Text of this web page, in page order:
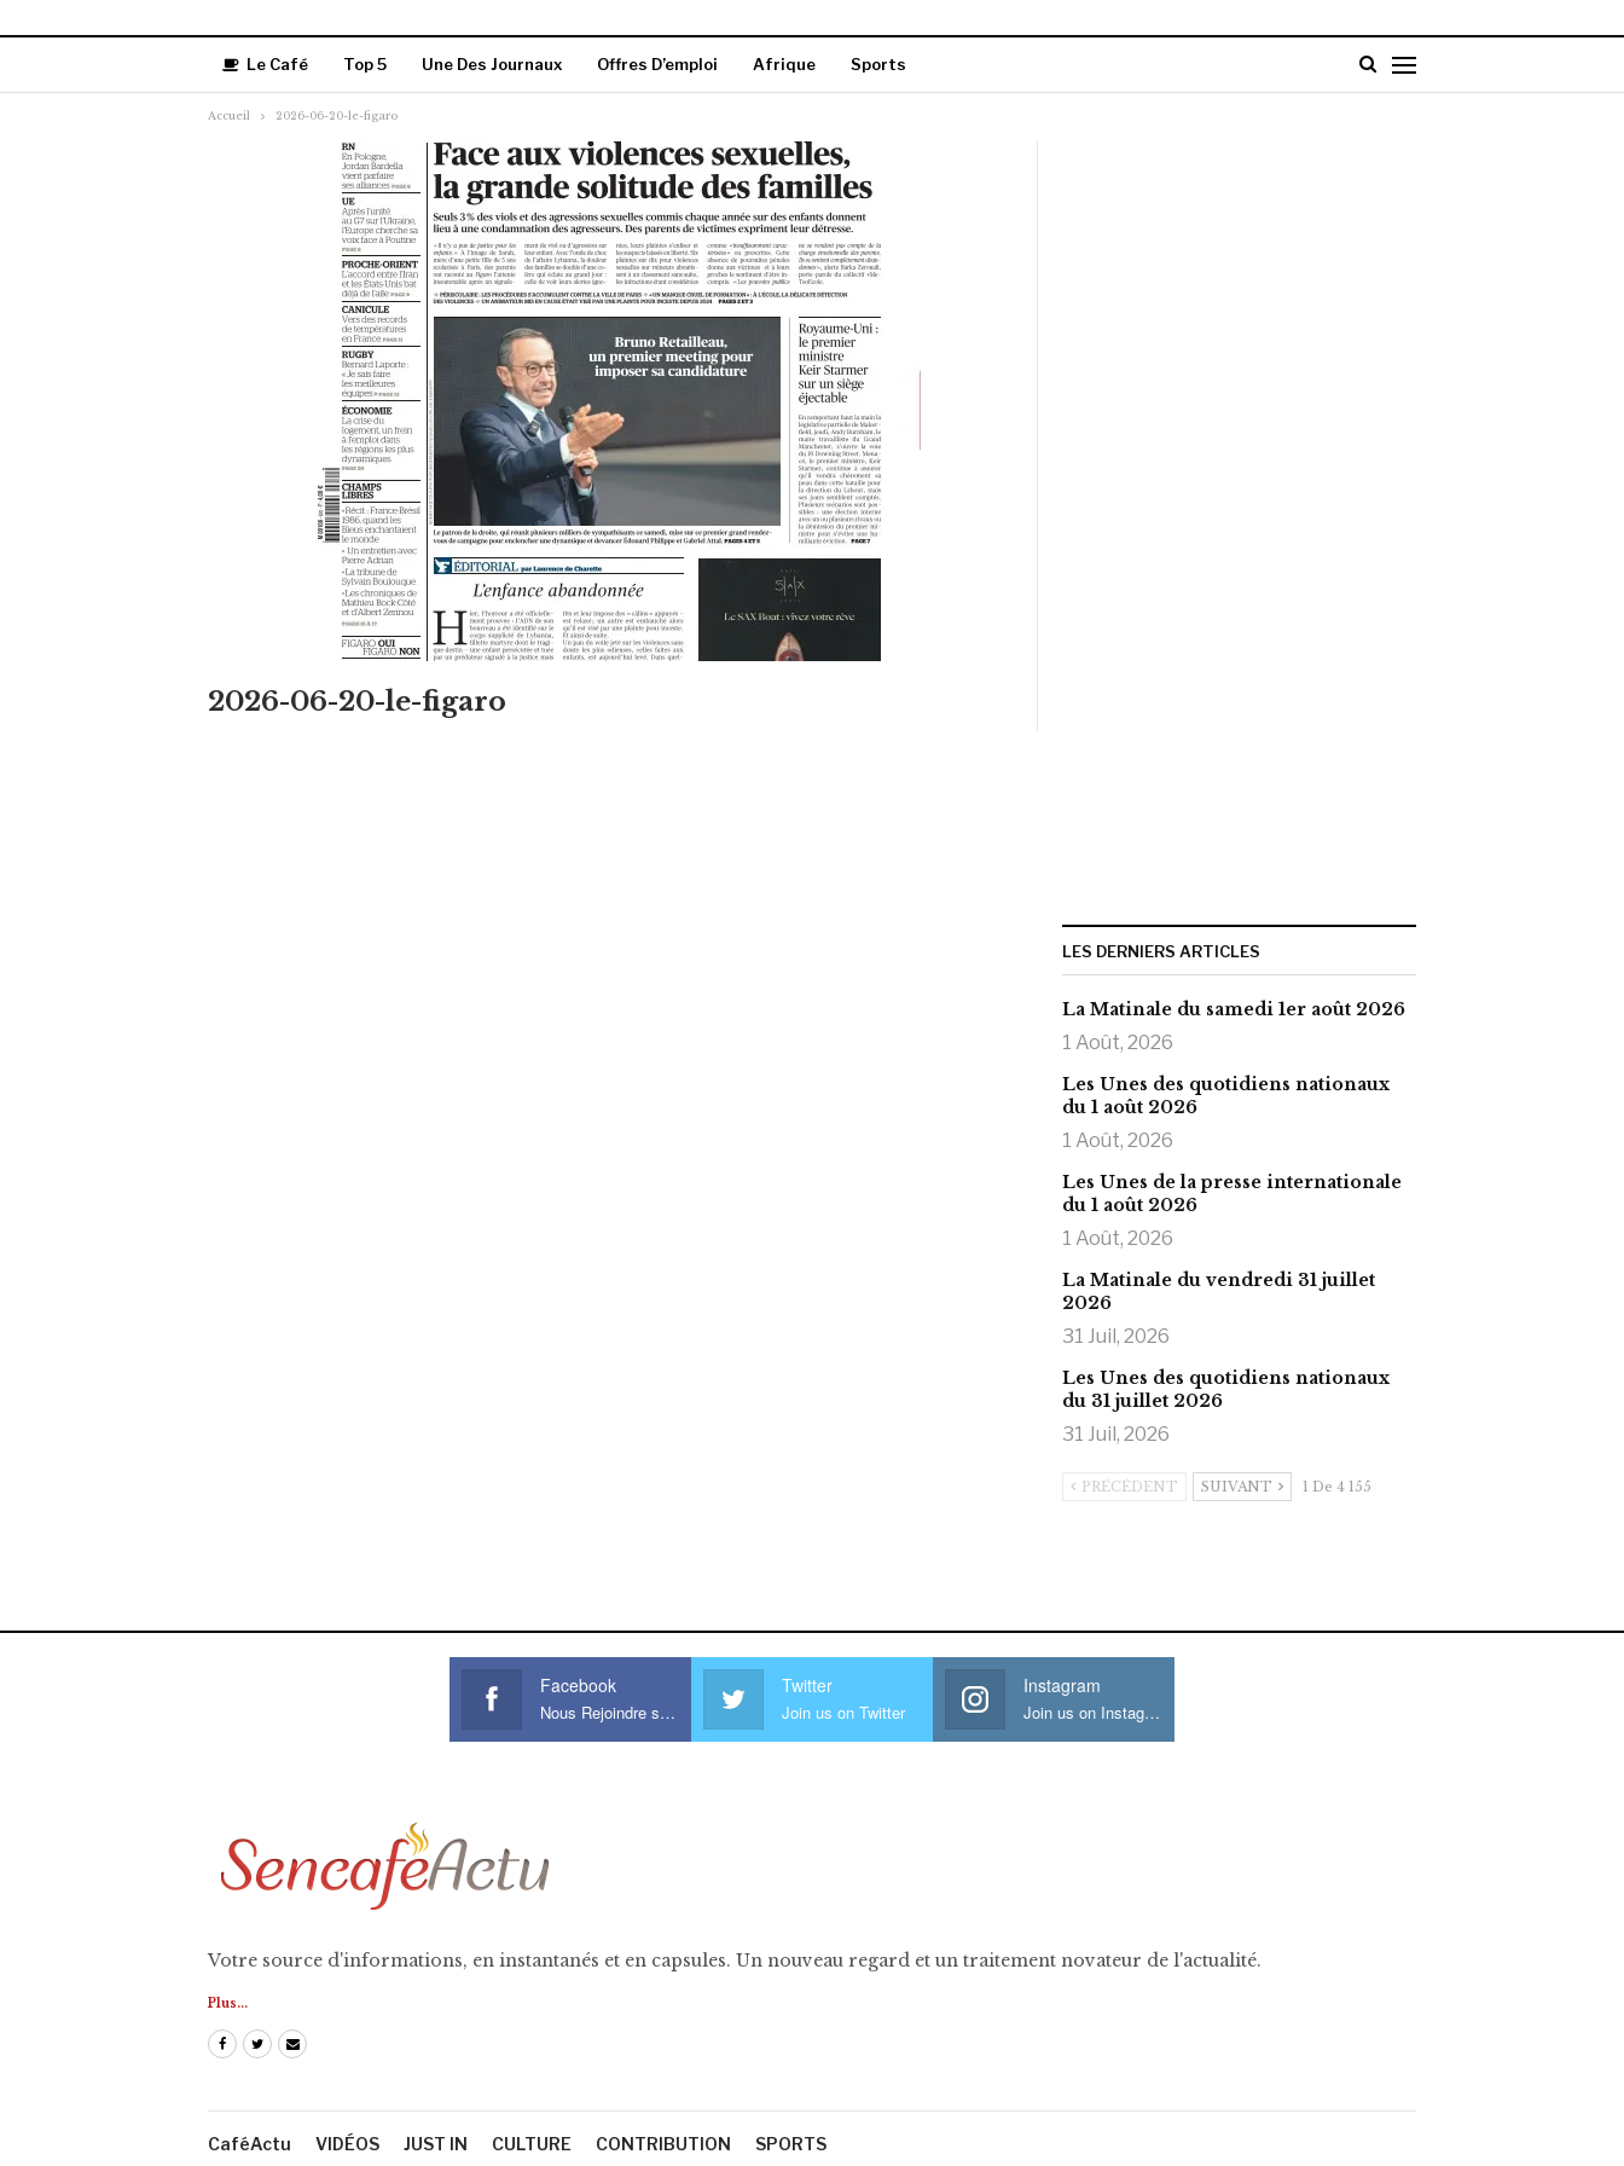
Le Café Top 5 Une Des Journaux Offres D’emploi Afrique Sports
Accueil 2026-06-20-le-figaro
2026-06-20-le-figaro
LES DERNIERS ARTICLES
La Matinale du samedi 1er août 2026
1 Août, 2026
Les Unes des quotidiens nationaux
du 1 août 2026
1 Août, 2026
Les Unes de la presse internationale
du 1 août 2026
1 Août, 2026
La Matinale du vendredi 31 juillet
2026
31 Juil, 2026
Les Unes des quotidiens nationaux
du 31 juillet 2026
31 Juil, 2026
PRÉCÉDENT SUIVANT 1 De 4 155
Facebook
Nous Rejoindre sur Facebook
Twitter
Join us on Twitter
Instagram
Join us on Instagram
Votre source d'informations, en instantanés et en capsules. Un nouveau regard et un traitement novateur de l'actualité.
Plus...
CaféActu VIDÉOS JUST IN CULTURE CONTRIBUTION SPORTS